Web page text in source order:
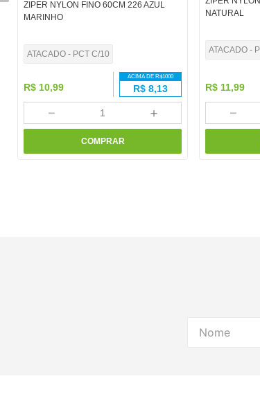
ZIPER NYLON FINO 60CM 226 AZUL
MARINHO
ATACADO - PCT C/10
R$ 10,99
ACIMA DE R$1000
R$ 8,13
＋
－
COMPRAR
NATURAL
ATACADO -
R$ 11,99
－